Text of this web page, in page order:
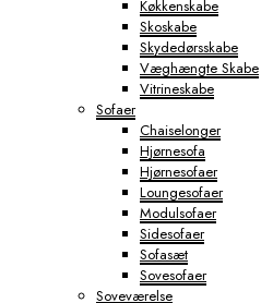
Køkkenskabe
Skoskabe
Skydedørsskabe
Væghængte Skabe
Vitrineskabe
Sofaer
Chaiselonger
Hjørnesofa
Hjørnesofaer
Loungesofaer
Modulsofaer
Sidesofaer
Sofasæt
Sovesofaer
Soveværelse